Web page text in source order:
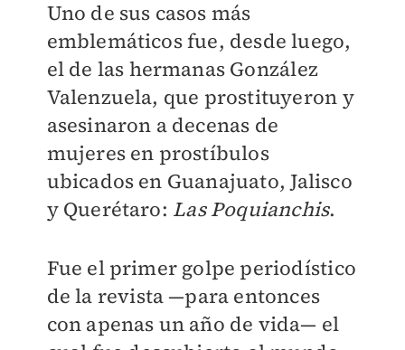
Uno de sus casos más
emblemáticos fue, desde luego,
el de las hermanas González
Valenzuela, que prostituyeron y
asesinaron a decenas de
mujeres en prostíbulos
ubicados en Guanajuato, Jalisco
y Querétaro: Las Poquianchis.
Fue el primer golpe periodístico
de la revista —para entonces
con apenas un año de vida— el